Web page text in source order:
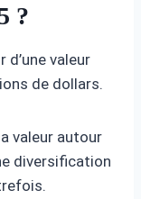
?
valeur
de dollars.
valeur autour
diversification